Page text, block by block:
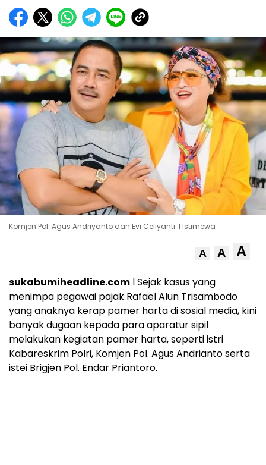
Komjen Pol. Agus Andriyanto dan Evi Celiyanti. l Istimewa
A A A
sukabumiheadline.com l Sejak kasus yang
menimpa pegawai pajak Rafael Alun Trisambodo
yang anaknya kerap pamer harta di sosial media, kini
banyak dugaan kepada para aparatur sipil
melakukan kegiatan pamer harta, seperti istri
Kabareskrim Polri, Komjen Pol. Agus Andrianto serta
istei Brigjen Pol. Endar Priantoro.